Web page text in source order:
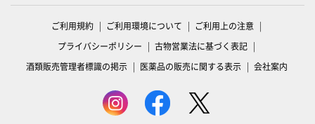
ご利用規約 ご利用環境について
ご利用上の注意
プライバシーポリシー
古物営業法に基づく表記
酒類販売管理者標識の掲示
医薬品の販売に関する表示 会社案内